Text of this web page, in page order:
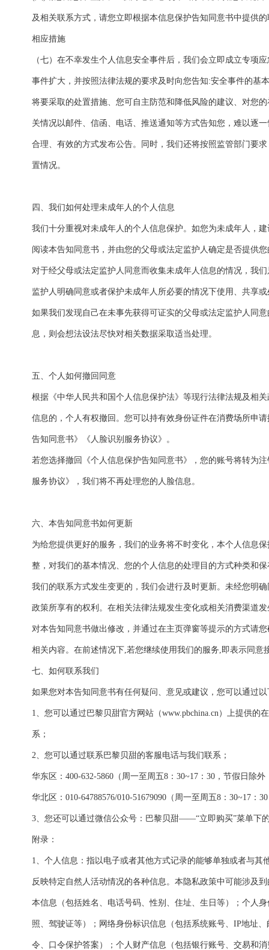
及相关联系方式，请您立即根据本信息保护告知同意书中提供
相应措施
（七）在不幸发生个人信息安全事件后，我们会立即成立专项
事件扩大，并按照法律法规的要求及时向您告知:安全事件的基
将要采取的处置措施、您可自主防范和降低风险的建议、对您
关情况以邮件、信函、电话、推送通知等方式告知您，难以逐
合理、有效的方式发布公告。同时，我们还将按照监管部门要
置情况。
四、我们如何处理未成年人的个人信息
我们十分重视对未成年人的个人信息保护。如您为未成年人，
阅读本告知同意书，并由您的父母或法定监护人确定是否提供
对于经父母或法定监护人同意而收集未成年人信息的情况，我
监护人明确同意或者保护未成年人所必要的情况下使用、共享
如果我们发现自己在未事先获得可证实的父母或法定监护人同
息，则会想法设法尽快对相关数据采取适当处理。
五、个人如何撤回同意
根据《中华人民共和国个人信息保护法》等现行法律法规及相
信息的，个人有权撤回。您可以持有效身份证件在消费场所申
告知同意书》《人脸识别服务协议》。
若您选择撤回《个人信息保护告知同意书》，您的账号将转为
服务协议》，我们将不再处理您的人脸信息。
六、本告知同意书如何更新
为给您提供更好的服务，我们的业务将不时变化，本个人信息
整，对我们的基本情况、您的个人信息的处理目的方式种类和
我们的联系方式发生变更的，我们会进行及时更新。未经您明
政策所享有的权利。在相关法律法规发生变化或相关消费渠道
对本告知同意书做出修改，并通过在主页弹窗等提示的方式请
相关内容。在前述情况下,若您继续使用我们的服务,即表示同意
七、如何联系我们
如果您对本告知同意书有任何疑问、意见或建议，您可以通过
1、您可以通过巴黎贝甜官方网站（www.pbchina.cn）上提供的
系；
2、您可以通过联系巴黎贝甜的客服电话与我们联系；
华东区：400-632-5860（周一至周五8：30~17：30，节假日除
华北区：010-64788576/010-51679090（周一至周五8：30~17：
3、您还可以通过微信公众号：巴黎贝甜——“立即购买”菜单下
附录：
1、个人信息：指以电子或者其他方式记录的能够单独或者与其
反映特定自然人活动情况的各种信息。本隐私政策中可能涉及
本信息（包括姓名、电话号码、性别、住址、生日等）；个人
照、驾驶证等）；网络身份标识信息（包括系统账号、IP地址
令、口令保护答案）；个人财产信息（包括银行账号、交易和